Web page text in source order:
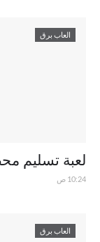
العاب برق
لعبة تسليم
10:24 ص
العاب برق